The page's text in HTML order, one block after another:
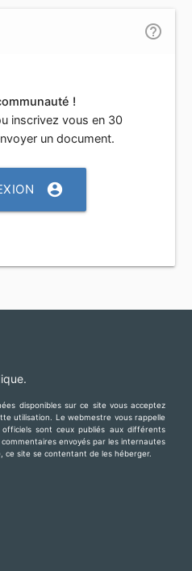
help_outline
!
inscrivez vous en 30
un document.
account_circle
disponibles sur ce site vous acceptez
utilisation. Le webmestre vous rappelle
sont ceux publiés aux différents
envoyés par les internautes
ce site se contentant de les héberger.